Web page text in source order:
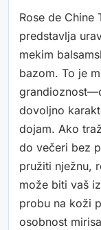
Rose de Chine
predstavlja
mekim
bazom. To je
dovoljno
dojam. Ako
do večeri bez
pružiti nježnu,
može biti vaš
probu na koži
osobnost